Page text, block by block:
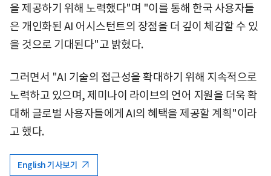
을 제공하기 위해 노력했다"며 "이를 통해 한국 사용자들
은 개인화된 AI 어시스턴트의 장점을 더 깊이 체감할 수 있
을 것으로 기대된다"고 밝혔다.
그러면서 "AI 기술의 접근성을 확대하기 위해 지속적으로
노력하고 있으며, 제미나이 라이브의 언어 지원을 더욱 확
대해 글로벌 사용자들에게 AI의 혜택을 제공할 계획"이라
고 했다.
English 기사보기